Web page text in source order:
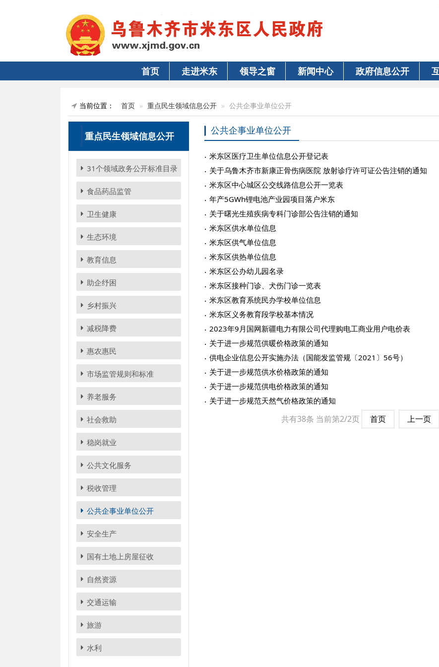
首页 走进米东 领导之窗 新闻中心 政府信息公开
当前位置： 首页 重点民生领域信息公开 公共企事业单位公开
重点民生领域信息公开
31个领域政务公开标准目录
食品药品监管
卫生健康
生态环境
教育信息
助企纾困
乡村振兴
减税降费
惠农惠民
市场监管规则和标准
养老服务
社会救助
稳岗就业
公共文化服务
税收管理
公共企事业单位公开
安全生产
国有土地上房屋征收
自然资源
交通运输
旅游
水利
公共企事业单位公开
米东区医疗卫生单位信息公开登记表
关于乌鲁木齐市新康正骨伤病医院 放射诊疗许可证公告注销的通知
米东区中心城区公交线路信息公开一览表
年产5GWh锂电池产业园项目落户米东
关于曙光生殖疾病专科门诊部公告注销的通知
米东区供水单位信息
米东区供气单位信息
米东区供热单位信息
米东区公办幼儿园名录
米东区接种门诊、犬伤门诊一览表
米东区教育系统民办学校单位信息
米东区义务教育段学校基本情况
2023年9月国网新疆电力有限公司代理购电工商业用户电价表
关于进一步规范供暖价格政策的通知
供电企业信息公开实施办法（国能发监管规〔2021〕56号）
关于进一步规范供水价格政策的通知
关于进一步规范供电价格政策的通知
关于进一步规范天然气价格政策的通知
共有38条 当前第2/2页 首页 上一页